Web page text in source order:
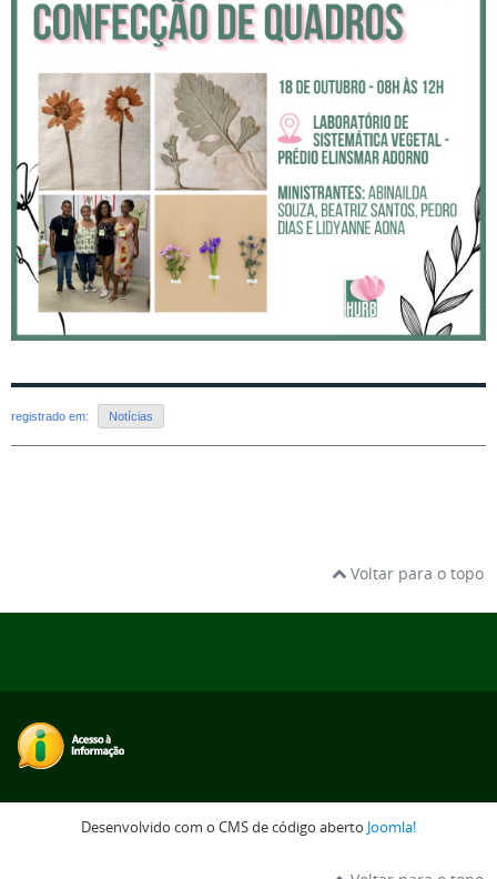
registrado em: Notícias
Voltar para o topo
Desenvolvido com o CMS de código aberto Joomla!